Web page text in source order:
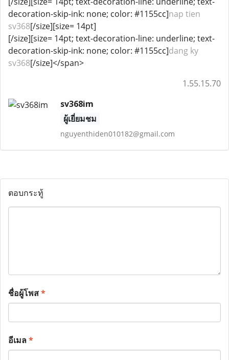
decoration-skip-ink: none; color: #1155cc]nap tien
sv368[/size][size= 14pt]
[/size][size= 14pt; text-decoration-line: underline; text-
decoration-skip-ink: none; color: #1155cc]dang ky
sv368[/size]</span>
1.55.15.70
sv368im
ผู้เยี่ยมชม
nguyenthiden010182@gmail.com
ตอบกระทู้
ชื่อผู้โพส*
อีเมล*